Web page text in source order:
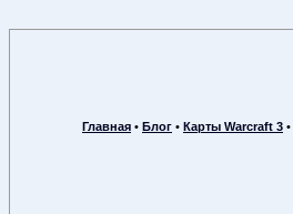
Главная • Блог • Карты Warcraft 3 •